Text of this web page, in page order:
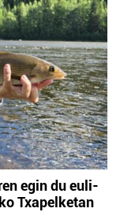
egin du euli-
Txapelketan